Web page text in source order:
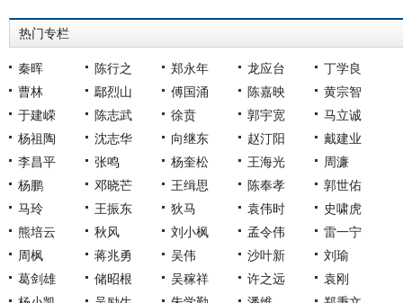
热门专栏
秦晖 陈行之 郑永年 龙应台
丁学良
曹林
鄢烈山 傅国涌 陈嘉映
黄宗智
于建嵘
陈志武 徐贲 郭宇宽
马立诚
杨祖陶
沈志华 向继东 赵汀阳
戴建业
李昌平
张鸣 杨奎松 王海光
周濂
杨鹏
邓晓芒 王缉思 陈奉孝
郭世佑
马玲
王振东 狄马 袁伟时
史啸虎
熊培云
秋风 刘小枫 孟令伟
雷一宁
周枫
蒋兆勇 吴伟 沙叶新
刘瑜
葛剑雄
储昭根 吴稼祥 许之远
袁刚